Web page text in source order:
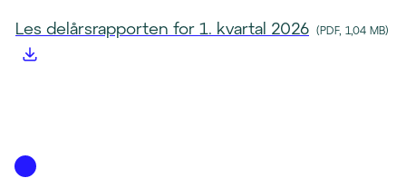
Les delårsrapporten for 1. kvartal 2026 (PDF, 1,04 MB)